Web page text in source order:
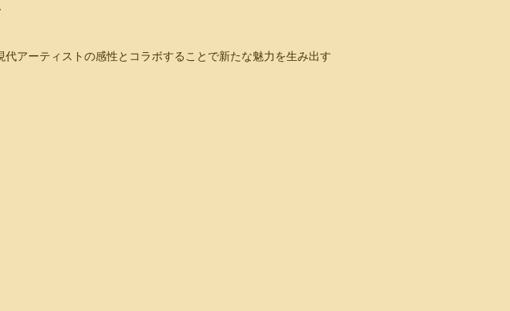
アーティストの感性とコラボすることで新たな魅力を生み出す